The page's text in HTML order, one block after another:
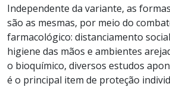
Independente da variante, as
são as mesmas, por meio do
farmacológico: distanciamento
higiene das mãos e ambientes
o bioquímico, diversos estudos
é o principal item de proteção